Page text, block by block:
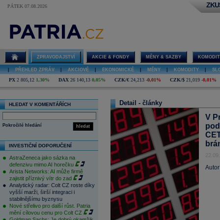
PÁTEK 07.08.2026
ZPRAVODAJSTVÍ AKCIE & FONDY MĚNY & SAZBY
PŘEHLED ZPRÁV AKCIOVÉ EKONOMICKÉ MĚNY KOMODITY
PX 2 805,12 1,30% DAX 26 140,13 0,05% CZK/€ 24,213 -0,01% CZK/$ 21,019 -0,01%
HLEDAT V KOMENTÁŘÍCH
hledat
Pokročilé hledání
INVESTIČNÍ DOPORUČENÍ
AstraZeneca jako sázka na
defenzivu mimo AI horečku
Arista Networks: AI může firmě
zajistit příznivý vítr do zad
Analytický radar: Colt CZ roste díky
vyšší marži, širší integraci i
stabilnějšímu byznysu
Nové střelivo pro další růst. Patria
mění cílovou cenu pro Colt CZ
Detail - články
V